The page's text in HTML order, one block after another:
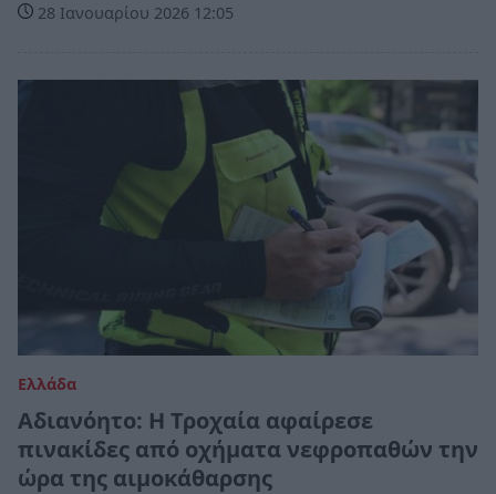
28 Ιανουαρίου 2026 12:05
Ελλάδα
Αδιανόητο: Η Τροχαία αφαίρεσε
πινακίδες από οχήματα νεφροπαθών την
ώρα της αιμοκάθαρσης